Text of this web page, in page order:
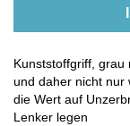
Kunststoffgriff,
und daher nicht nur
die Wert auf
Lenker legen